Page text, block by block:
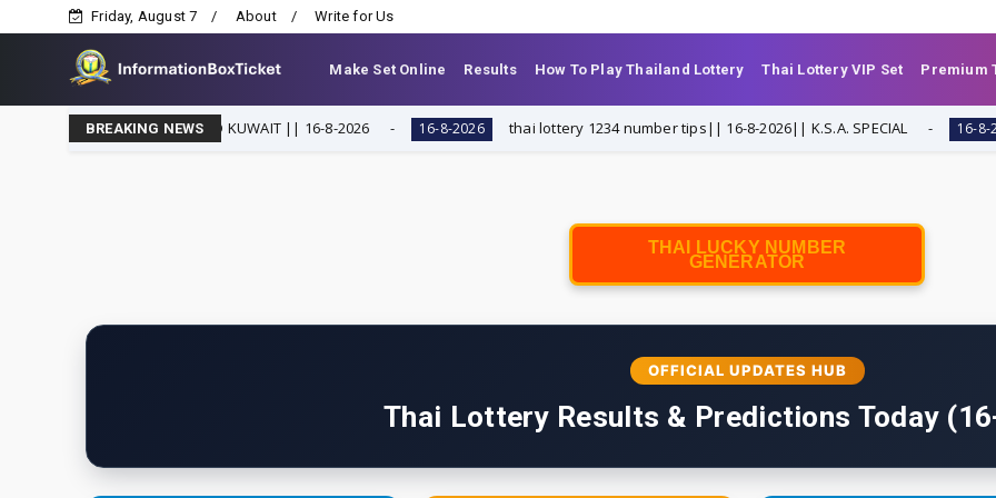
Friday, August 7 About Write for Us
Make Set Online Results How To Play Thailand Lottery Thai Lottery VIP Set Premium
BREAKING NEWS
TIP 2026 FOR KAS AND KUWAIT || 16-8-2026 16-8-2026 thai lottery 1234 number tips|| 16-8-2026|| K.S.A. SPECIAL 16-8-2026
THAI LUCKY NUMBER
GENERATOR
OFFICIAL UPDATES HUB
Thai Lottery Results & Predictions Today